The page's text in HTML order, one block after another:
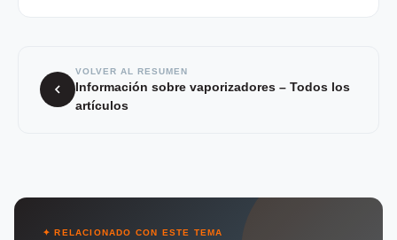
VOLVER AL RESUMEN
Información sobre vaporizadores – Todos los
artículos
✦ RELACIONADO CON ESTE TEMA